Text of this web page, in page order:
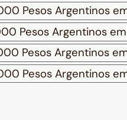
Pesos Argentinos
Pesos Argentinos em
Pesos Argentinos
Pesos Argentinos